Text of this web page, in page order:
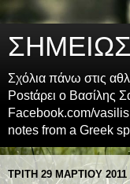
Σχόλια πάνω στις
Postάρει ο Βασίλης
Facebook.com/
notes from a Greek
ΤΡΊΤΗ 29 ΜΑΡΤΊΟΥ 2011